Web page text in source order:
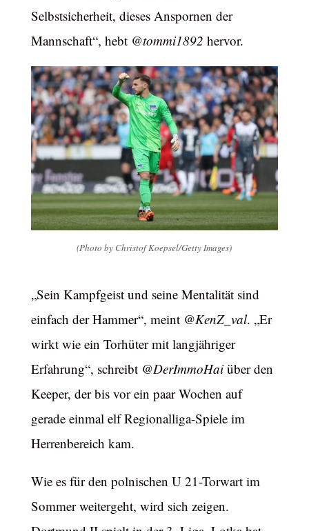
Selbstsicherheit, dieses Anspornen der
Mannschaft“, hebt @tommi1892 hervor.
(Photo by Christof Koepsel/Getty Images)
„Sein Kampfgeist und seine Mentalität sind
einfach der Hammer“, meint @KenZ_val. „Er
wirkt wie ein Torhüter mit langjähriger
Erfahrung“, schreibt @DerImmoHaiüber den
Keeper, der bis vor ein paar Wochen auf
gerade einmal elf Regionalliga-Spiele im
Herrenbereich kam.
Wie es für den polnischen U 21-Torwart im
Sommer weitergeht, wird sich zeigen.